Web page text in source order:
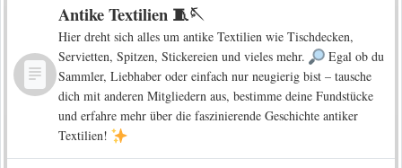
Antike Textilien 🧵🪡
Hier dreht sich alles um antike Textilien wie Tischdecken,
Servietten, Spitzen, Stickereien und vieles mehr.
Egal ob du
Sammler, Liebhaber oder einfach nur neugierig bist – tausche
dich mit anderen Mitgliedern aus, bestimme deine Fundstücke
und erfahre mehr über die faszinierende Geschichte antiker
Textilien!